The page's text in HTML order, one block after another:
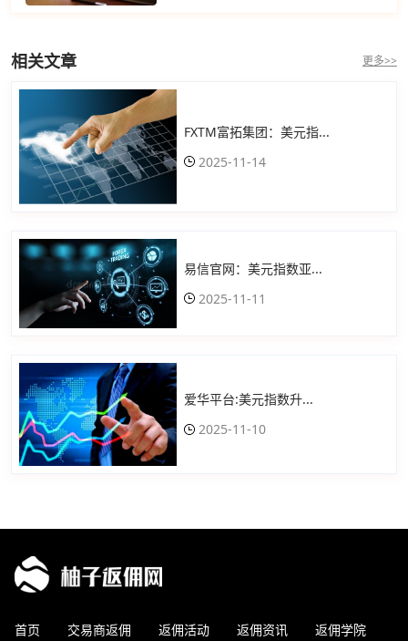
相关文章 更多>>
FXTM富拓集团：美元指...
2025-11-14
易信官网：美元指数亚...
2025-11-11
爱华平台:美元指数升...
2025-11-10
首页 交易商返佣 返佣活动 返佣资讯 返佣学院